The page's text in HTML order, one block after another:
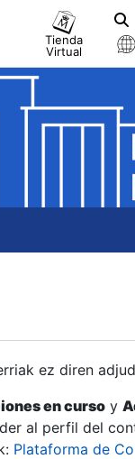
Tienda
Virtual
ez diren
en curso y
al perfil del
Plataforma de